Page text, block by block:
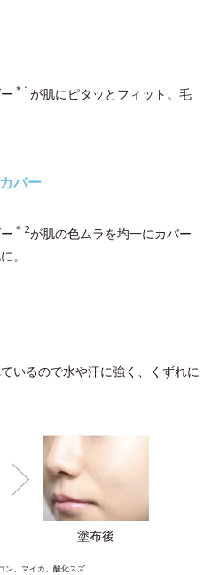
＊1 が肌にピタッとフィット。毛
バー
＊2が肌の色ムラを均一にカバー
。
いるので水や汗に強く、くずれに
塗布後
ン、マイカ、酸化スズ